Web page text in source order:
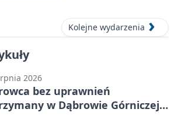
Kolejne wydarzenia
2026
bez uprawnień
w Dąbrowie Górniczej.